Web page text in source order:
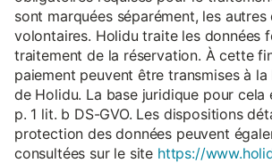
sont marquées séparément, les autres
volontaires. Holidu traite les données
traitement de la réservation. À cette
paiement peuvent être transmises à
de Holidu. La base juridique pour cela
p. 1 lit. b DS-GVO. Les dispositions
protection des données peuvent
consultées sur le site https://